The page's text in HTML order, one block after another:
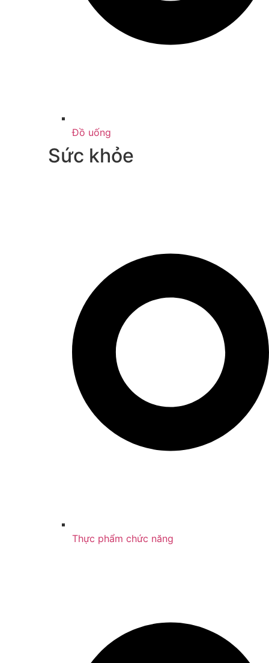
Đồ uống
Sức khỏe
Thực phẩm chức năng